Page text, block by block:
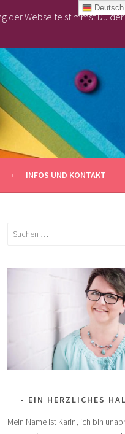
INFOS UND KONTAKT
Suchen
EIN HERZLICHES
Mein Name ist Karin, ich bin
Deutsch
Webseite stimmst Du